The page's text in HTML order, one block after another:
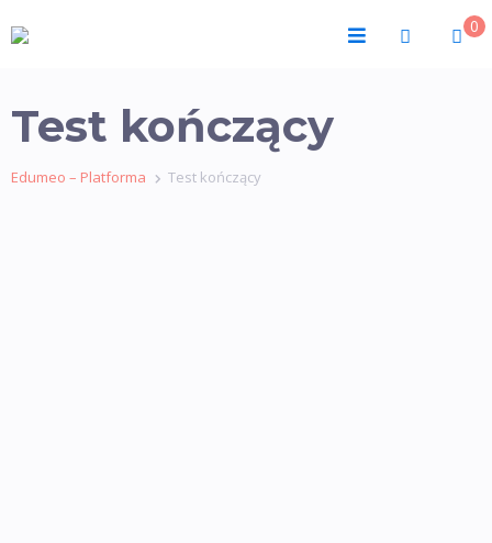
0
Test kończący
Edumeo – Platforma Test kończący